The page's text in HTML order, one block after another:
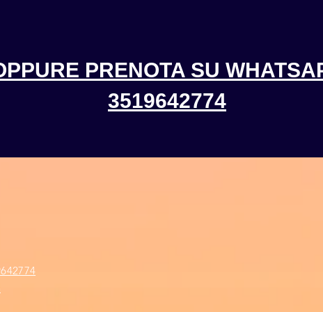
PRENOTA SU
3519642774